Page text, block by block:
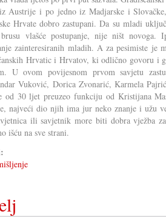
Austrije i po jedno iz Madjarske i
Hrvate dobro zastupani. Da su mladi
vlašće postupanje, nije ništ
zainteresiranih mladih. A za pesimiste je
Hrvatic i Hrvatov, ki odlično govoru i
U ovom povijesnom prvom savjetu
Vuković, Dorica Zvonarić, Karmela
od 30 ljet preuzeo funkciju od Kristijana
najveći dio njih ima jur neko znanje i užu
ili savjetnik more biti dobra vježba
išću na sve strani.